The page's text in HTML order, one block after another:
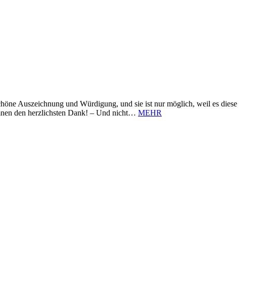
Auszeichnung und Würdigung, und sie ist nur möglich, weil es diese
den herzlichsten Dank! – Und nicht… MEHR